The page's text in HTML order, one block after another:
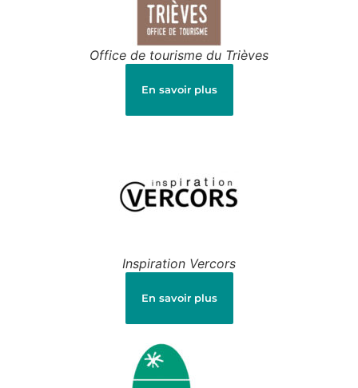
Office de tourisme du Trièves
En savoir plus
Inspiration Vercors
En savoir plus